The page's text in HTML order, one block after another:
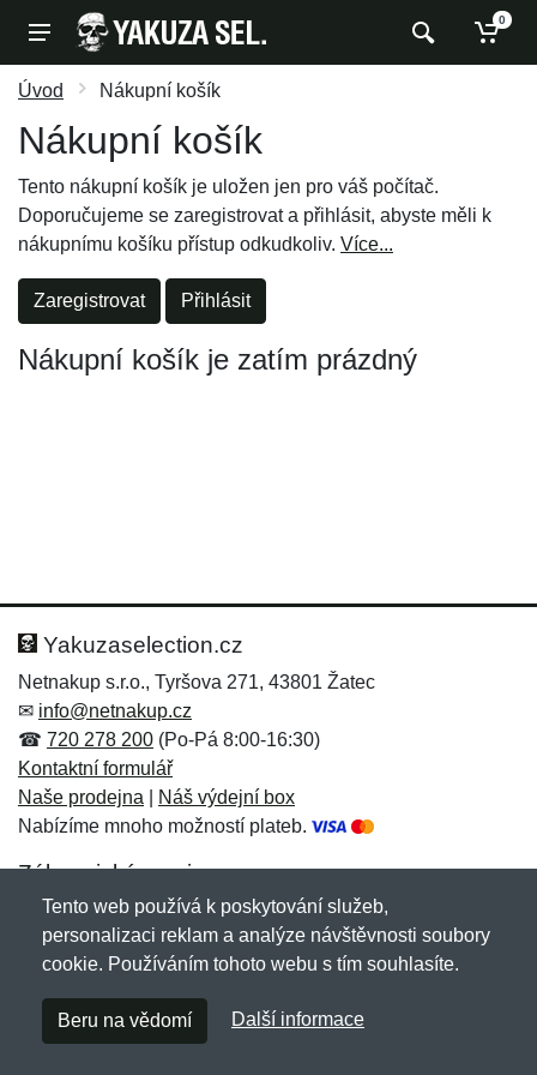
0
Úvod Nákupní košík
Nákupní košík
Tento nákupní košík je uložen jen pro váš počítač.
Doporučujeme se zaregistrovat a přihlásit, abyste měli k
nákupnímu košíku přístup odkudkoliv. Více...
Zaregistrovat Přihlásit
Nákupní košík je zatím prázdný
Yakuzaselection.cz
Netnakup s.r.o., Tyršova 271, 43801 Žatec
✉ info@netnakup.cz
☎ 720 278 200 (Po-Pá 8:00-16:30)
Kontaktní formulář
Naše prodejna
Náš výdejní box
Nabízíme mnoho možností plateb.
Zákaznický servis
Novinky emailem
Copyright © 2007-2026 (19 let s vámi)Netnakup.cz
NetIQ. Všechna práva vyhrazena.
Tento web používá k poskytování služeb,
personalizaci reklam a analýze návštěvnosti soubory
cookie. Používáním tohoto webu s tím souhlasíte.
Beru na vědomí Další informace